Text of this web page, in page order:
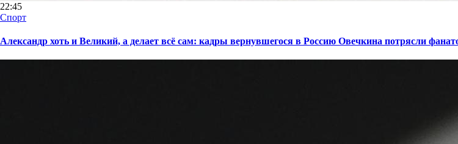
22:45
Спорт
Александр хоть и Великий, а делает всё сам: кадры вернувшегося в Россию Овечкина потрясли